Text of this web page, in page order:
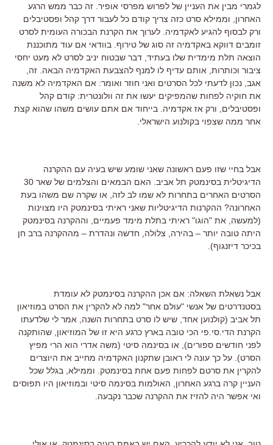
לגמרי מבין את העניין של לפרוש מפרסי אופיר. זה כבר ממש הרגע
האחרון, וממילא סרט כזה צריך קודם כל לעבור דרך קהל ופסטיבלים
ורק לבסוף להגיע לאקדמיה. לערוך את הקרנת הבכורה העומית לסרט
זומבים דווקא באקדמיה זה סוג של טירוף. בוודאי אם עוד מתוכננת
הוצאה תלת מימדית שלו בעתיד, דבר שבטוח יניב לסרט לא מעט יחסי
ציבור וכותרות, אותם עדיף לו למנף להצבעת האקדמיה הבאה. זה,
אגב, נכון לדעתי לכל הסרטים ואני חוזר ואומר: אם האקדמיה לא משנה
את חוקיה לפחות שהמפיקים יעשו את זה וולונטרית: קודם קהל
ופסטיבלים, ורק אז אקדמיה. בייחוד אם אתם עושים משהו שהוא קצת
אחר ממה שצפוי בקולנוע הישראלי.
אבל בחיי שזו פעם ראשונה שאני שומע שיש בעיה עם ההקרנה
הדיגיטלית בסינמטק תל אביב. האם הבמאים והצלמים של שאר 30
הסרטים האחרים בתחרות לא שמו לב לזה, או שקרה שם משהו בעת
האחרונה? ההקרנות הדיגיטליות שאני ראיתי בסינמטק היו מצוינות
(למעשה, את "הוגו" ראיתי בתלת מימד פעמיים, וההקרנה בסינמטק
היתה טובה יותר – בהירה, צלולה, חדשה ונהדרת – מההקרנה ברב חן
בכיכר דיזנגוף).
אבל נשאלת השאלה: אם אכן ההקרנה בסינמטק לא עומדת
בסטנדרטים של אנשי "עולם אחר" למה לא להקרין את הסרט במוזיאון
תל אביב (קולנוען אחד, שיש לו סרט בתחרות השנה, אמר לי שלדעתו
הקרנת הדי.סי.פי הכי טובה בארץ כרגע היא זו של המוזיאון, שהותקנה
לפני חודשים ספורים), או בסינמה סיטי (משה אדרי הוא הרי מפיץ
הסרט). על כך עונה לי ראובן שתקנון האקדמיה מחייב את היוצרים
להקרין את סרטם לפחות פעם אחת בסינמטק. וממילא, בגלל שכל
העניין קרה ברגע האחרון, האולמות בסינמה סיטי ובמוזיאון היו תפוסים
ואי אפשר היה להזיז את ההקרנה שכבר נקבעה.